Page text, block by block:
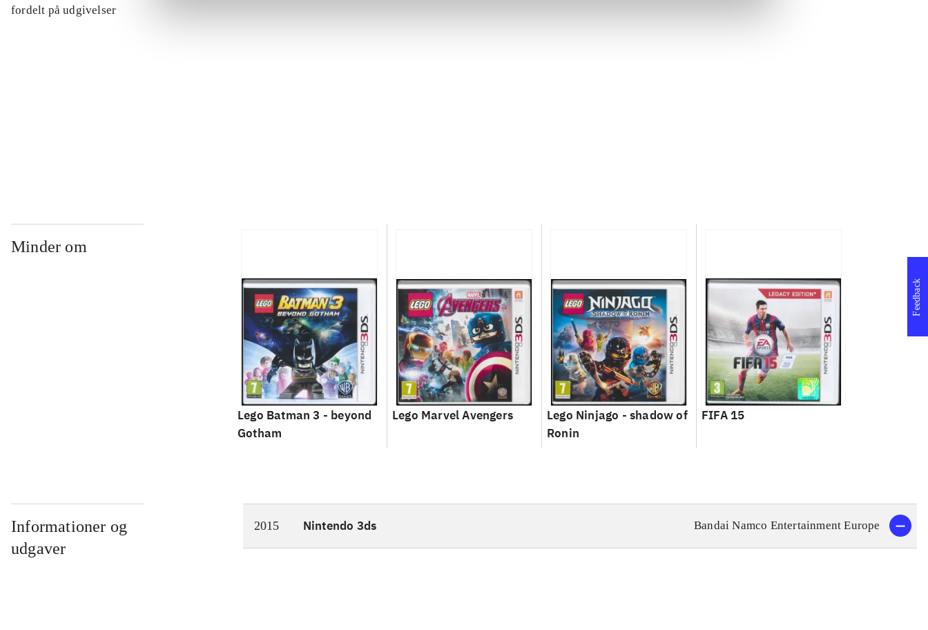
fordelt på udgivelser
Minder om
Lego Batman 3 - beyond
Gotham
Lego Marvel Avengers
Lego Ninjago - shadow of
Ronin
FIFA 15
Informationer og
udgaver
2015 Nintendo 3ds Bandai Namco Entertainment Europe
Feedback